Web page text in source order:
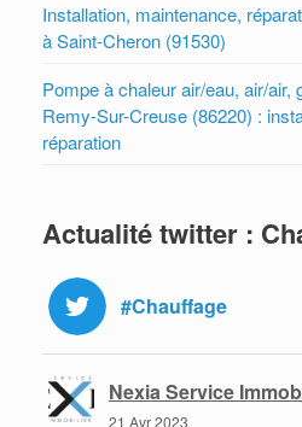
Installation, maintenance,
à Saint-Cheron (91530)
Pompe à chaleur air/eau, air/air,
Remy-Sur-Creuse (86220) :
réparation
Actualité twitter :
#Chauffage
Nexia Service
21 Avr 2023